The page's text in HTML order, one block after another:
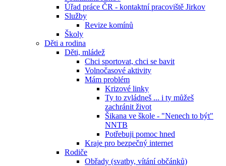
Úřad práce ČR - kontaktní pracoviště Jirkov
Služby
Revize komínů
Školy
Děti a rodina
Děti, mládež
Chci sportovat, chci se bavit
Volnočasové aktivity
Mám problém
Krizové linky
Ty to zvládneš ... i ty můžeš
zachránit život
Šikana ve škole - "Nenech to být"
NNTB
Potřebuji pomoc hned
Kraje pro bezpečný internet
Rodiče
Obřady (svatby, vítání občánků)